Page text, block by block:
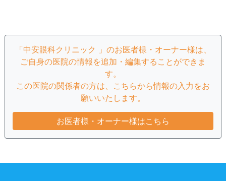
「中安眼科クリニック 」のお医者様・オーナー様は、
ご自身の医院の情報を追加・編集することができま
す。
この医院の関係者の方は、こちらから情報の入力をお
願いいたします。
お医者様・オーナー様はこちら